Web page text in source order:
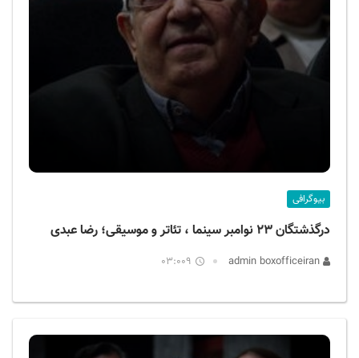
بیوگرافی
درگذشتگان ۲۳ نوامبر سینما ، تئاتر و موسیقی؛ رضا عبدی
03:009